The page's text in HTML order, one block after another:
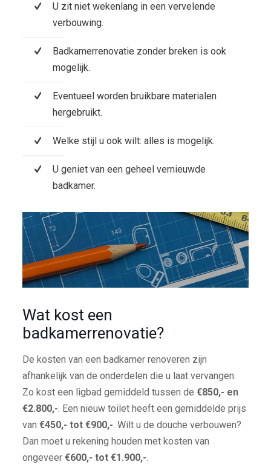
U zit niet wekenlang in een vervelende
verbouwing.
Badkamerrenovatie zonder breken is ook
mogelijk.
Eventueel worden bruikbare materialen
hergebruikt.
Welke stijl u ook wilt: alles is mogelijk.
U geniet van een geheel vernieuwde
badkamer.
Wat kost een
badkamerrenovatie?
De kosten van een badkamer renoveren zijn
afhankelijk van de onderdelen die u laat vervangen.
Zo kost een ligbad gemiddeld tussen de €850,- en
€2.800,-. Een nieuw toilet heeft een gemiddelde prijs
van €450,- tot €900,-. Wilt u de douche verbouwen?
Dan moet u rekening houden met kosten van
ongeveer €600,- tot €1.900,-.